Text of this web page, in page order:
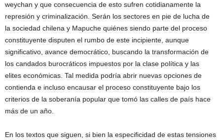
weychan y que consecuencia de esto sufren cotidianamente la
represión y criminalización. Serán los sectores en pie de lucha de
la sociedad chilena y Mapuche quiénes siendo parte del proceso
constituyente disputen el rumbo de este incipiente, aunque
significativo, avance democrático, buscando la transformación de
los candados burocráticos impuestos por la clase política y las
elites económicas. Tal medida podría abrir nuevas opciones de
contienda e incluso encausar el proceso constituyente bajo los
criterios de la soberanía popular que tomó las calles de país hace
más de un año.
En los textos que siguen, si bien la especificidad de estas tensiones